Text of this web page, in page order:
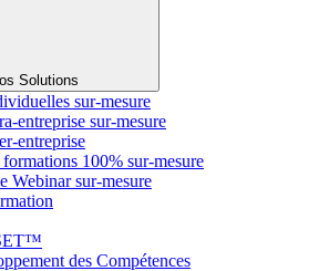
Solutions
sur-mesure
entreprise sur-mesure
entreprise
100% sur-mesure
Webinar sur-mesure
des Compétences